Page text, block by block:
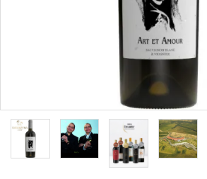
person 新規会員登録